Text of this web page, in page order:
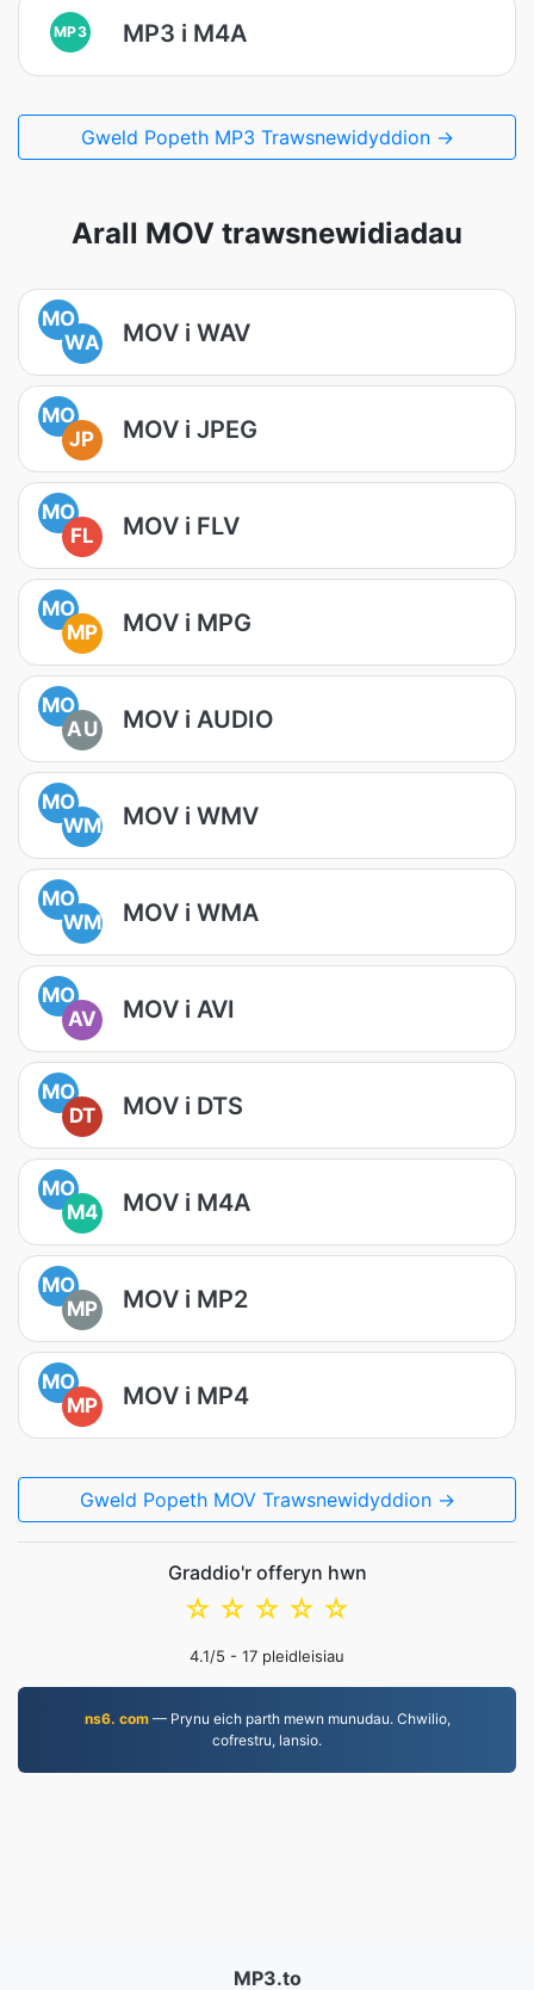
MP3 MP3 i M4A
Gweld Popeth MP3 Trawsnewidyddion →
Arall MOV trawsnewidiadau
MO
WA
MOV i WAV
MO
JP
MOV i JPEG
MO
FL
MOV i FLV
MO
MP
MOV i MPG
MO
AU
MOV i AUDIO
MO
WM
MOV i WMV
MO
WM
MOV i WMA
MO
AV
MOV i AVI
MO
DT
MOV i DTS
MO
M4
MOV i M4A
MO
MP
MOV i MP2
MO
MP
MOV i MP4
Gweld Popeth MOV Trawsnewidyddion →
Graddio'r offeryn hwn
☆
☆
☆
☆
☆
4.1/5 - 17 pleidleisiau
ns6. com— Prynu eich parth mewn munudau. Chwilio,
cofrestru, lansio.
MP3.to